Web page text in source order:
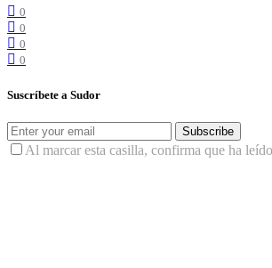
0
0
0
0
Suscríbete a Sudor
Subscribe
Al marcar esta casilla, confirma que ha